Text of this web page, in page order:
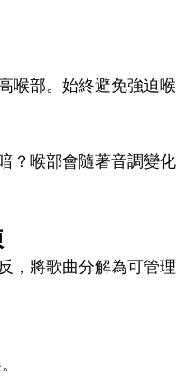
喉部。始終避免強迫喉
？喉部會隨著音調變化
，將歌曲分解為可管理